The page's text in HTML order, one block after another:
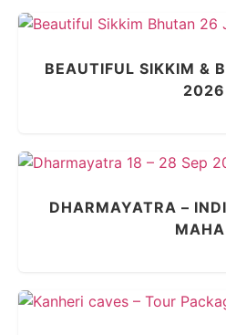
BEAUTIFUL SIKKIM &
2026
DHARMAYATRA –